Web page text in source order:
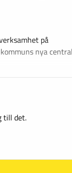
på
nya
till det.